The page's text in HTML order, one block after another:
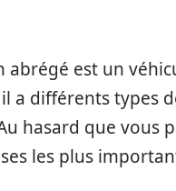
abrégé est un
a différents types
hasard que vous
les plus